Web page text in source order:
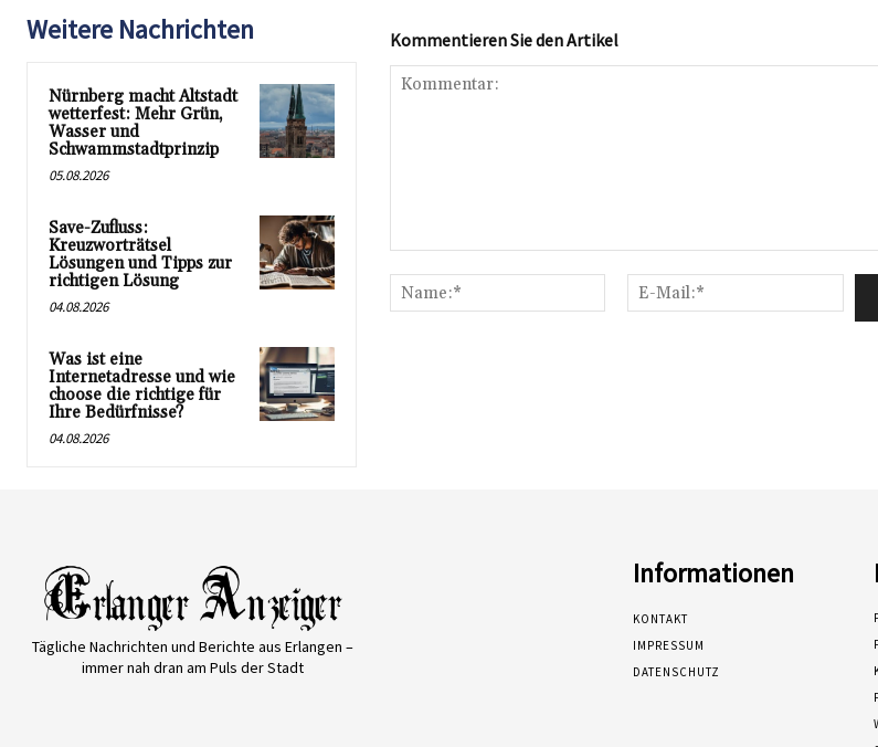
Weitere Nachrichten
Nürnberg macht Altstadt
wetterfest: Mehr Grün,
Wasser und
Schwammstadtprinzip
05.08.2026
Save-Zufluss:
Kreuzworträtsel
Lösungen und Tipps zur
richtigen Lösung
04.08.2026
Was ist eine
Internetadresse und wie
choose die richtige für
Ihre Bedürfnisse?
04.08.2026
Kommentieren Sie den Artikel
Name:*
Tägliche Nachrichten und Berichte aus Erlangen –
immer nah dran am Puls der Stadt
Informationen
KONTAKT
IMPRESSUM
DATENSCHUTZ